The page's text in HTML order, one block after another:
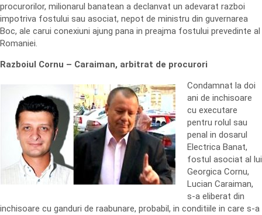
procurorilor, milionarul banatean a declanvat un adevarat razboi
impotriva fostului sau asociat, nepot de ministru din guvernarea
Boc, ale carui conexiuni ajung pana in preajma fostului prevedinte al
Romaniei.
Razboiul Cornu – Caraiman, arbitrat de procurori
Condamnat la doi
ani de inchisoare
cu executare
pentru rolul sau
penal in dosarul
Electrica Banat,
fostul asociat al lui
Georgica Cornu,
Lucian Caraiman,
s-a eliberat din
inchisoare cu ganduri de raabunare, probabil, in conditiile in care s-a